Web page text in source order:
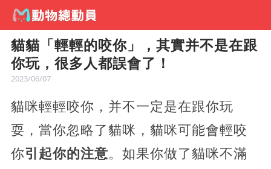
貓貓「輕輕的咬你」，其實并不是在跟
你玩，很多人都誤會了！
2023/06/07
貓咪輕輕咬你，并不一定是在跟你玩
耍，當你忽略了貓咪，貓咪可能會輕咬
你引起你的注意。如果你做了貓咪不滿